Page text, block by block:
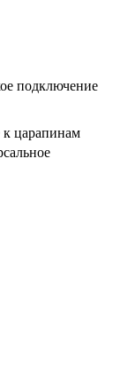
подключение
к царапинам